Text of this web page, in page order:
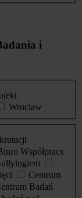
i
Wrocław
Współpracy
Centrum
Badań